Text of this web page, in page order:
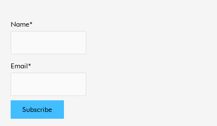
Name*
Email*